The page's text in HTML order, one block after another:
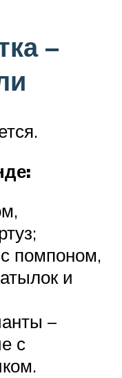
–
помпоном,
и
–
с